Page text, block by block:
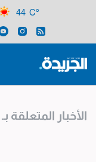
44 C°
الأخبار المتعلقة بـ